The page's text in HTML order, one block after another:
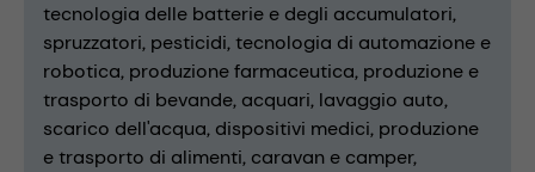
tecnologia delle batterie e degli accumulatori
spruzzatori pesticidi tecnologia di automazione e
robotica produzione farmaceutica produzione e
trasporto di bevande acquari lavaggio auto
scarico dell'acqua dispositivi medici produzione
e trasporto di alimenti caravan e camper